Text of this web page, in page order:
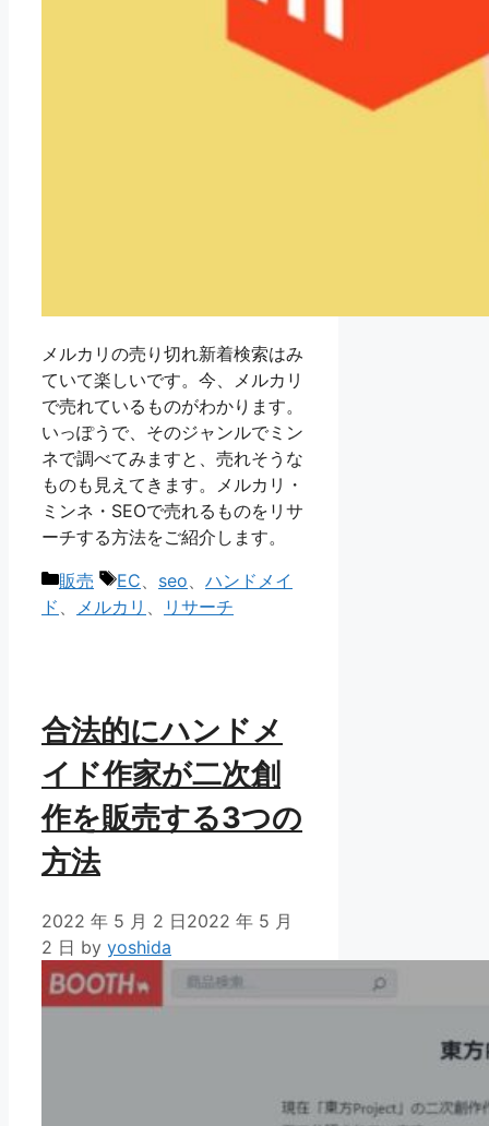
メルカリの売り切れ新着検索はみ
ていて楽しいです。今、メルカリ
で売れているものがわかります。
いっぽうで、そのジャンルでミン
ネで調べてみますと、売れそうな
ものも見えてきます。メルカリ・
ミンネ・SEOで売れるものをリサ
ーチする方法をご紹介します。
カ
販売
タ
グ
EC seo
ハンドメイ
ド
メルカリ リサーチ
合法的にハンドメ
イド作家が二次創
作を販売する3つの
方法
2022 年 5 月 2 日2022 年 5 月
2 日 by yoshida